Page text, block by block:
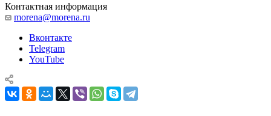
Контактная информация
morena@morena.ru
Вконтакте
Telegram
YouTube